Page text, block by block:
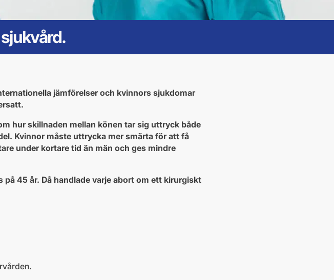
jämförelser och kvinnors sjukdomar
hur skillnaden mellan könen tar sig uttryck både
Kvinnor måste uttrycka mer smärta för att få
under kortare tid än män och ges mindre
45 år. Då handlade varje abort om ett kirurgiskt